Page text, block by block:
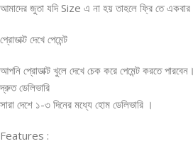
আমাদের জুতা যদি Size এ না হয় তাহলে ফ্রি তে
প্রোডাক্ট দেখে পেমেন্ট
আপনি প্রোডাক্ট খুলে দেখে চেক করে পেমেন্ট করতে
দ্রুত ডেলিভারি
সারা দেশে ১-৩ দিনের মধ্যে হোম ডেলিভারি ।
‌Features :